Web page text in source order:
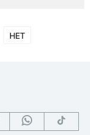
НЕТ